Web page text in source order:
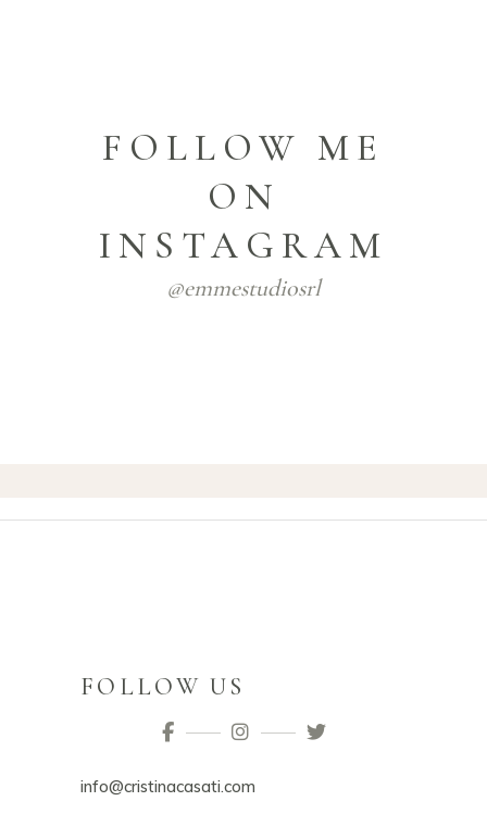
FOLLOW ME
ON
INSTAGRAM
@emmestudiosrl
FOLLOW US
info@cristinacasati.com